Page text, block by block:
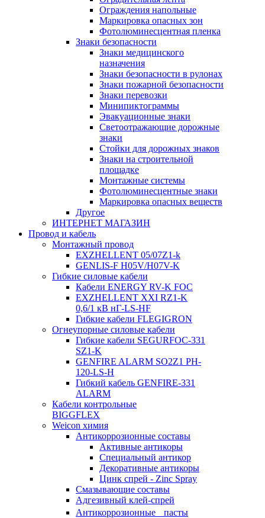
Ограждения напольные
Маркировка опасных зон
Фотолюминесцентная пленка
Знаки безопасности
Знаки медицинского
назначения
Знаки безопасности в рулонах
Знаки пожарной безопасности
Знаки перевозки
Минипиктограммы
Эвакуационные знаки
Светоотражающие дорожные
знаки
Стойки для дорожных знаков
Знаки на строительной
площадке
Монтажные системы
Фотолюминесцентные знаки
Маркировка опасных веществ
Другое
ИНТЕРНЕТ МАГАЗИН
Провод и кабель
Монтажный провод
EXZHELLENT 05/07Z1-k
GENLIS-F Н05V/H07V-K
Гибкие силовые кабели
Кабели ENERGY RV-K FOC
EXZHELLENT XXI RZ1-K
0,6/1 кВ нГ-LS-HF
Гибкие кабели FLEGIGRON
Огнеупорные силовые кабели
Гибкие кабели SEGURFOC-331
SZ1-K
GENFIRE ALARM SO2Z1 PH-
120-LS-H
Гибкий кабель GENFIRE-331
ALARM
Кабели контрольные
BIGGFLEX
Weicon химия
Антикоррозионные составы
Активные антикоры
Специальный антикор
Декоративные антикоры
Цинк спрей - Zinc Spray
Смазывающие составы
Адгезивный клей-спрей
Антикоррозионные пасты